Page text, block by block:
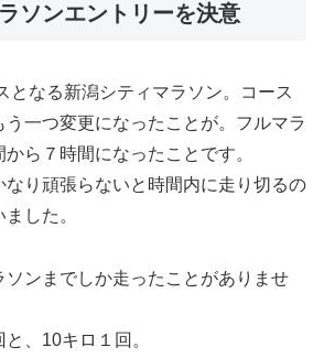
ソンエントリーを決意
となる新潟シティマラソン。コース
一つ変更になったことが。フルマラ
ら７時間になったことです。
なり頑張らないと時間内に走り切るの
した。
ソンまでしか走ったことがありませ
、10キロ１回。